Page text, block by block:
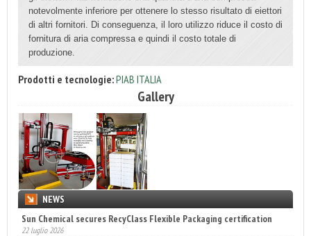
notevolmente inferiore per ottenere lo stesso risultato di eiettori
di altri fornitori. Di conseguenza, il loro utilizzo riduce il costo di
fornitura di aria compressa e quindi il costo totale di
produzione.
Prodotti e tecnologie:PIAB ITALIA
Gallery
NEWS
Sun Chemical secures RecyClass Flexible Packaging certification
22 luglio 2026